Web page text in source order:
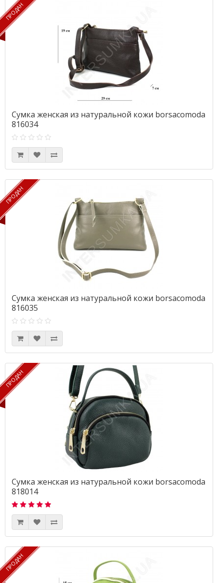
ПРОДАН
ПРОДАН
Сумка женская из натуральной кожи borsacomoda
816034
ПРОДАН
ПРОДАН
Сумка женская из натуральной кожи borsacomoda
816035
ПРОДАН
ПРОДАН
Сумка женская из натуральной кожи borsacomoda
818014
ПРОДАН
ПРОДАН